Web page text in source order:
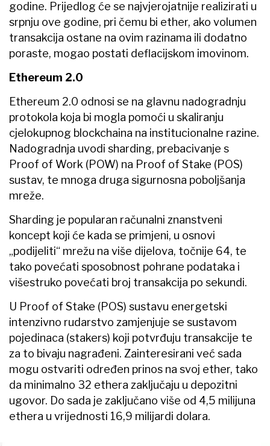
godine. Prijedlog će se najvjerojatnije realizirati u
srpnju ove godine, pri čemu bi ether, ako volumen
transakcija ostane na ovim razinama ili dodatno
poraste, mogao postati deflacijskom imovinom.
Ethereum 2.0
Ethereum 2.0 odnosi se na glavnu nadogradnju
protokola koja bi mogla pomoći u skaliranju
cjelokupnog blockchaina na institucionalne razine.
Nadogradnja uvodi sharding, prebacivanje s
Proof of Work (POW) na Proof of Stake (POS)
sustav, te mnoga druga sigurnosna poboljšanja
mreže.
Sharding je popularan računalni znanstveni
koncept koji će kada se primjeni, u osnovi
„podijeliti“ mrežu na više dijelova, točnije 64, te
tako povećati sposobnost pohrane podataka i
višestruko povećati broj transakcija po sekundi.
U Proof of Stake (POS) sustavu energetski
intenzivno rudarstvo zamjenjuje se sustavom
pojedinaca (stakers) koji potvrđuju transakcije te
za to bivaju nagrađeni. Zainteresirani već sada
mogu ostvariti određen prinos na svoj ether, tako
da minimalno 32 ethera zaključaju u depozitni
ugovor. Do sada je zaključano više od 4,5 milijuna
ethera u vrijednosti 16,9 milijardi dolara.